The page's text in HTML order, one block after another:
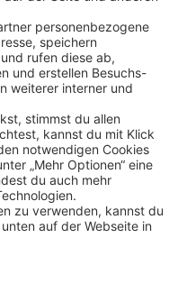
zu sehen.
Einstellungen